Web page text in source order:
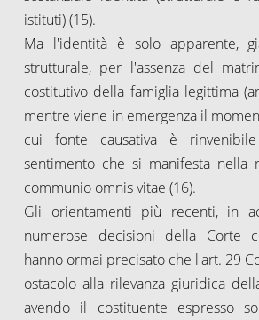
istituti) (15).
Ma l'identità è solo apparente,
strutturale, per l'assenza del
costitutivo della famiglia legittima
mentre viene in emergenza il
cui fonte causativa è
sentimento che si manifesta nella
communio omnis vitae (16).
Gli orientamenti più recenti, in
numerose decisioni della Corte
hanno ormai precisato che l'art. 29
ostacolo alla rilevanza giuridica
avendo il costituente espresso